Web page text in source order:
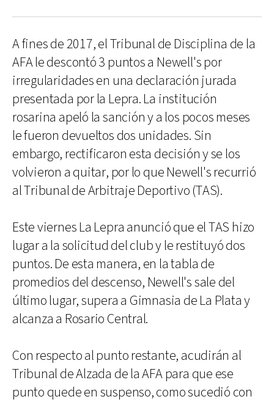
A fines de 2017, el Tribunal de Disciplina de la
AFA le descontó 3 puntos a Newell's por
irregularidades en una declaración jurada
presentada por la Lepra. La institución
rosarina apeló la sanción y a los pocos meses
le fueron devueltos dos unidades. Sin
embargo, rectificaron esta decisión y se los
volvieron a quitar, por lo que Newell's recurrió
al Tribunal de Arbitraje Deportivo (TAS).
Este viernes La Lepra anunció que el TAS hizo
lugar a la solicitud del club y le restituyó dos
puntos. De esta manera, en la tabla de
promedios del descenso, Newell's sale del
último lugar, supera a Gimnasia de La Plata y
alcanza a Rosario Central.
Con respecto al punto restante, acudirán al
Tribunal de Alzada de la AFA para que ese
punto quede en suspenso, como sucedió con